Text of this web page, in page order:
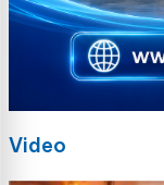
Video